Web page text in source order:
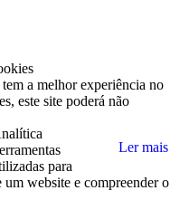
a melhor experiência no
este site poderá não
Ler mais
para
um website e compreender o